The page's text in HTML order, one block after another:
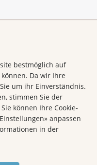
bestmöglich auf
Da wir Ihre
um ihr Einverständnis.
stimmen Sie der
können Ihre Cookie-
anpassen
in der